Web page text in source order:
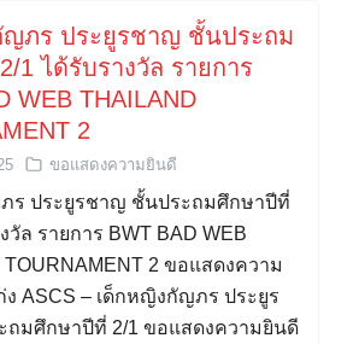
ญภร ประยูรชาญ ชั้นประถม
1 ได้รับรางวัล รายการ
WEB THAILAND
2
ขอแสดงความยินดี
ร ประยูรชาญ ชั้นประถมศึกษาปีที่
วัล รายการ BWT BAD WEB
TOURNAMENT 2 ขอแสดงความ
ASCS – เด็กหญิงกัญภร ประยูร
มศึกษาปีที่ 2/1 ขอแสดงความยินดี